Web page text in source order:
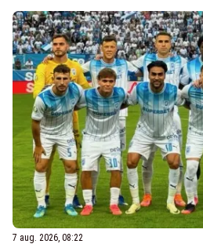
7 aug. 2026, 08:22